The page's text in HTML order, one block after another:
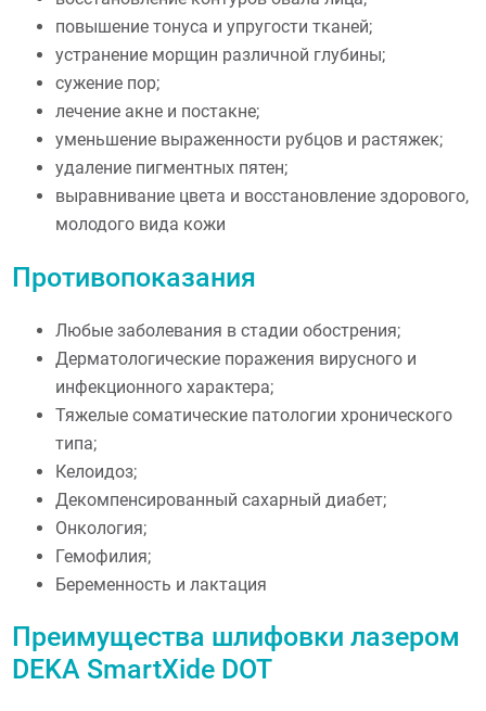
повышение тонуса и упругости тканей;
устранение морщин различной глубины;
сужение пор;
лечение акне и постакне;
уменьшение выраженности рубцов и растяжек;
удаление пигментных пятен;
выравнивание цвета и восстановление здорового,
молодого вида кожи
Противопоказания
Любые заболевания в стадии обострения;
Дерматологические поражения вирусного и
инфекционного характера;
Тяжелые соматические патологии хронического
типа;
Келоидоз;
Декомпенсированный сахарный диабет;
Онкология;
Гемофилия;
Беременность и лактация
Преимущества шлифовки лазером
DEKA SmartXide DOT